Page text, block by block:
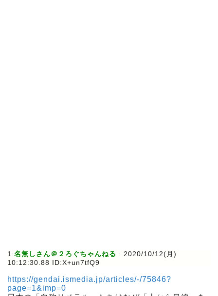
1:名無しさん＠２ろぐちゃんねる : 2020/10/12(月)
10:12:30.88 ID:X+un7tfQ9
https://gendai.ismedia.jp/articles/-/75846?
page=1&imp=0